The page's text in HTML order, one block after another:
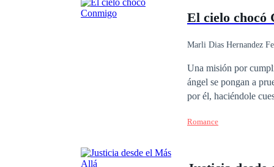
cargados de tensión,
El cielo chocó
Marli Dias Hernandez
Una misión por
ángel se pongan a
por él, haciéndole
Romance